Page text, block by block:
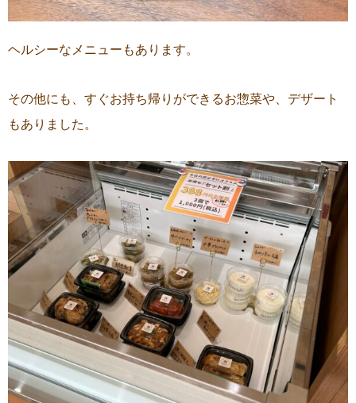
ヘルシーなメニューもあります。
その他にも、すぐお持ち帰りができるお惣菜や、デザート
もありました。